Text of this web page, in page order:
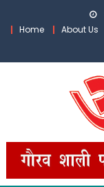
Home
About Us